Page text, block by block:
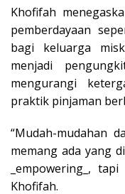
Khofifah
pemberdayaan
bagi keluarga
menjadi
mengurangi
praktik pinjaman
“Mudah-mudahan
memang ada yang
_empowering_,
Khofifah.